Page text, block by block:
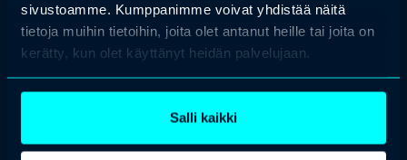
sivustoamme. Kumppanimme voivat yhdistää näitä
tietoja muihin tietoihin, joita olet antanut heille tai joita on
kerätty, kun olet käyttänyt heidän palvelujaan.
Salli kaikki
KOULUTUS TALOUS JA RAHOITUS
Taloushallinnon kontrollit
calendar_month 20.8.2026, Espoo